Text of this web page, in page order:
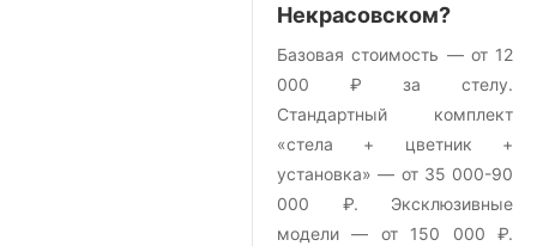
Некрасовском?
Базовая стоимость — от 12
000 ₽ за стелу.
Стандартный комплект
«стела + цветник +
установка» — от 35 000-90
000 ₽. Эксклюзивные
модели — от 150 000 ₽.